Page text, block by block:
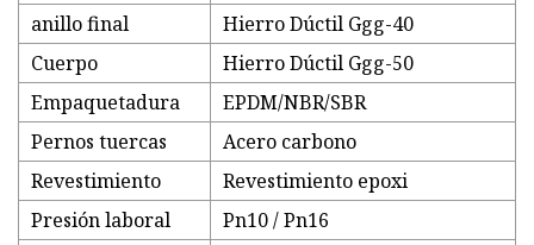
anillo final
Hierro Dúctil Ggg-40
Cuerpo
Hierro Dúctil Ggg-50
Empaquetadura
EPDM/NBR/SBR
Pernos tuercas
Acero carbono
Revestimiento
Revestimiento epoxi
Presión laboral
Pn10 / Pn16